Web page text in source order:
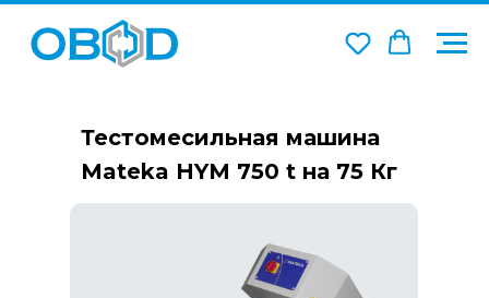
Тестомесильная машина
Mateka HYM 750 t на 75 Кг